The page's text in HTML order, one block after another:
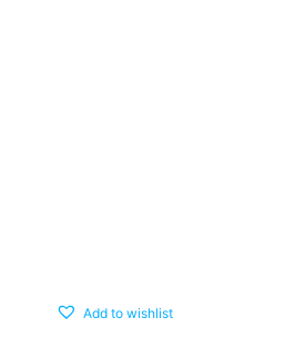
Add to wishlist